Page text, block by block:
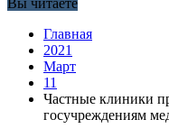
Вы читаете
Главная
2021
Март
11
Частные клиники
госучреждениям